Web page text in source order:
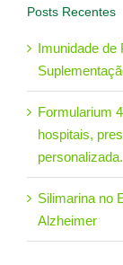
Posts Recentes
Imunidade de
Formularium
hospitais,
personalizada.
Silimarina no
Alzheimer